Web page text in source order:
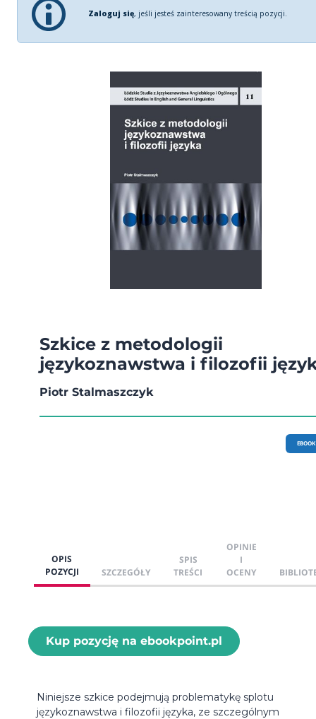
Zaloguj się, jeśli jesteś zainteresowany treścią pozycji.
Szkice z metodologii
językoznawstwa i filozofii
Piotr Stalmaszczyk
EBOOK
OPIS
POZYCJI
SZCZEGÓŁY
SPIS
TREŚCI
OPINIE
I
OCENY
Kup pozycję na ebookpoint.pl
Niniejsze szkice podejmują problematykę splotu
językoznawstwa i filozofii języka, ze szczególnym